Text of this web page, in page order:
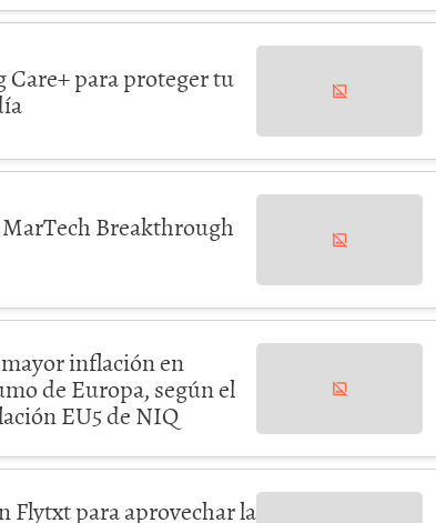
Care+ para proteger tu
Breakthrough
inflación en
de Europa, según el
EU5 de NIQ
Flytxt para aprovechar la